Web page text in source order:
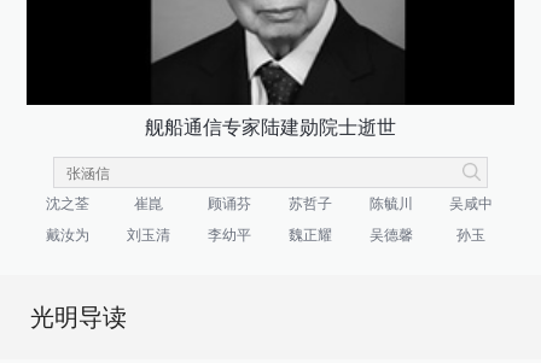
舰船通信专家陆建勋院士逝世
沈之荃 崔崑 顾诵芬 苏哲子 陈毓川
吴咸中
戴汝为
刘玉清 李幼平 魏正耀 吴德馨 孙玉
光明导读